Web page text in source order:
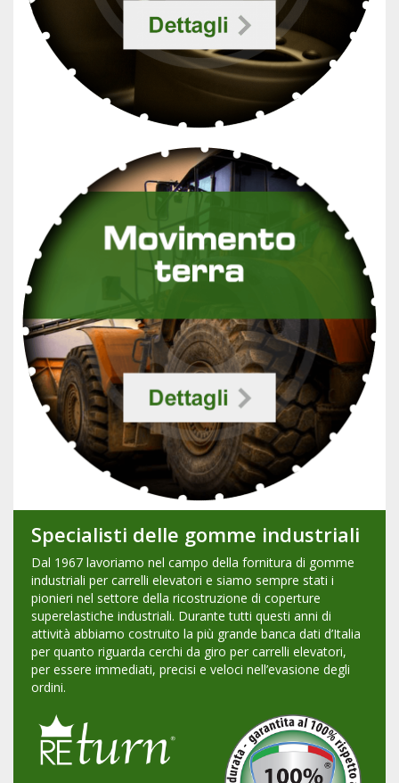
Specialisti delle gomme industriali
Dal 1967 lavoriamo nel campo della fornitura di gomme
industriali per carrelli elevatori e siamo sempre stati i
pionieri nel settore della ricostruzione di coperture
superelastiche industriali. Durante tutti questi anni di
attività abbiamo costruito la più grande banca dati d’Italia
per quanto riguarda cerchi da giro per carrelli elevatori,
per essere immediati, precisi e veloci nell’evasione degli
ordini.